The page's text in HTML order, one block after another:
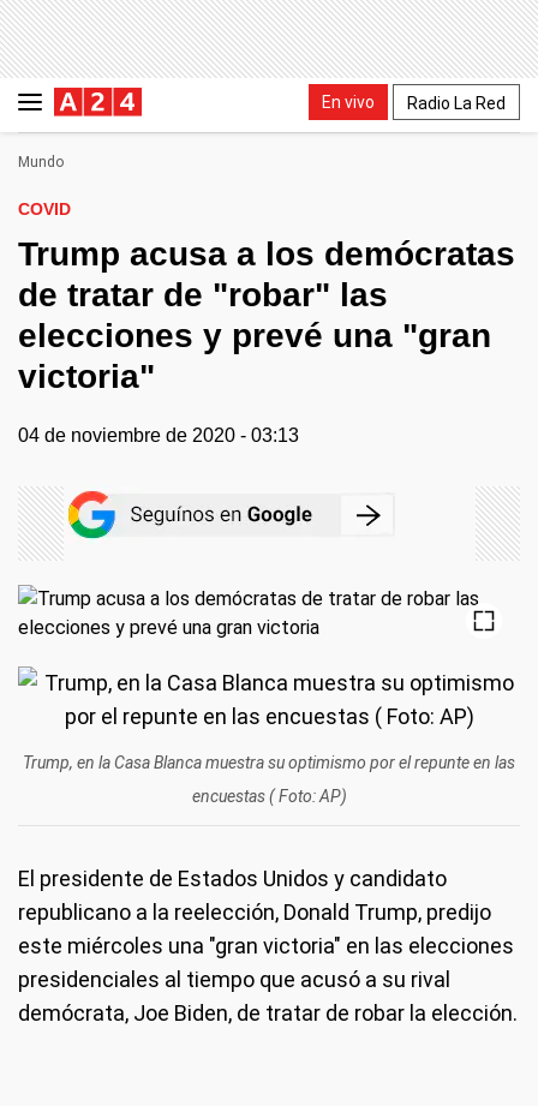
En vivo Radio La Red
Mundo
COVID
Trump acusa a los demócratas
de tratar de "robar" las
elecciones y prevé una "gran
victoria"
04 de noviembre de 2020 - 03:13
Trump, en la Casa Blanca muestra su optimismo por el repunte en las
encuestas ( Foto: AP)
El presidente de Estados Unidos y candidato
republicano a la reelección, Donald Trump, predijo
este miércoles una "gran victoria" en las elecciones
presidenciales al tiempo que acusó a su rival
demócrata, Joe Biden, de tratar de robar la elección.